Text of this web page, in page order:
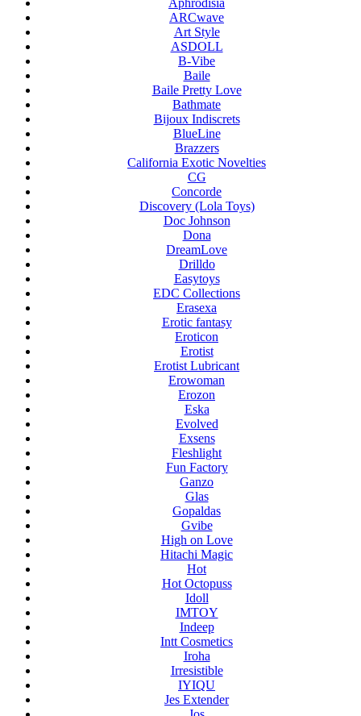
ARCwave
Art Style
ASDOLL
B-Vibe
Baile
Baile Pretty Love
Bathmate
Bijoux Indiscrets
BlueLine
Brazzers
California Exotic Novelties
CG
Concorde
Discovery (Lola Toys)
Doc Johnson
Dona
DreamLove
Drilldo
Easytoys
EDC Collections
Erasexa
Erotic fantasy
Eroticon
Erotist
Erotist Lubricant
Erowoman
Erozon
Eska
Evolved
Exsens
Fleshlight
Fun Factory
Ganzo
Glas
Gopaldas
Gvibe
High on Love
Hitachi Magic
Hot
Hot Octopuss
Idoll
IMTOY
Indeep
Intt Cosmetics
Iroha
Irresistible
IYIQU
Jes Extender